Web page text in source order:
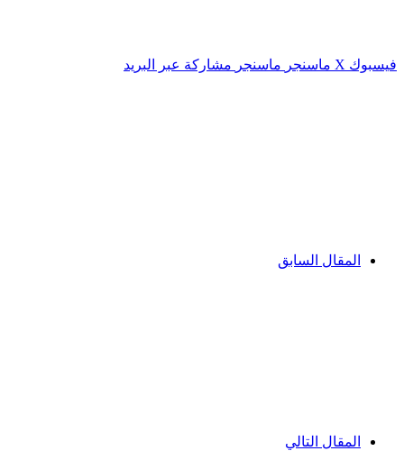
فيسبوك ‫X ماسنجر ماسنجر مشاركة عبر البريد
المقال السابق
المقال التالي